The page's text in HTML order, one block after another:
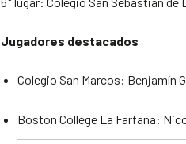
Jugadores destacados
Colegio San Marcos: Benjamín
Boston College La Farfana: